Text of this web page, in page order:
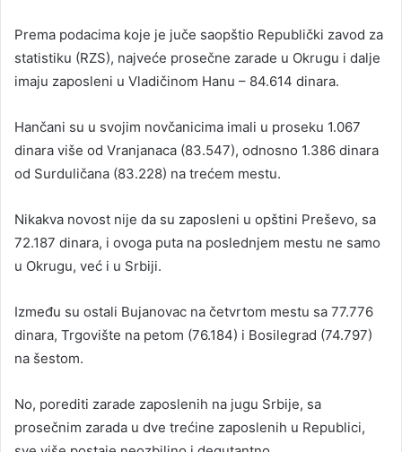
Prema podacima koje je juče saopštio Republički zavod za
statistiku (RZS), najveće prosečne zarade u Okrugu i dalje
imaju zaposleni u Vladičinom Hanu – 84.614 dinara.
Hančani su u svojim novčanicima imali u proseku 1.067
dinara više od Vranjanaca (83.547), odnosno 1.386 dinara
od Surduličana (83.228) na trećem mestu.
Nikakva novost nije da su zaposleni u opštini Preševo, sa
72.187 dinara, i ovoga puta na poslednjem mestu ne samo
u Okrugu, već i u Srbiji.
Između su ostali Bujanovac na četvrtom mestu sa 77.776
dinara, Trgovište na petom (76.184) i Bosilegrad (74.797)
na šestom.
No, porediti zarade zaposlenih na jugu Srbije, sa
prosečnim zarada u dve trećine zaposlenih u Republici,